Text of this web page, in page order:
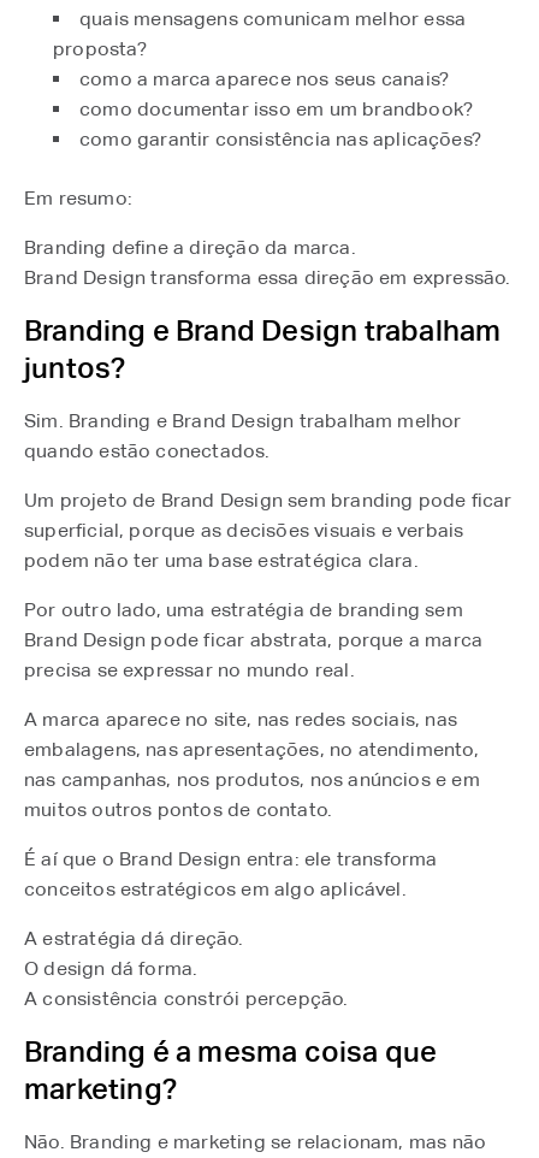
quais mensagens comunicam melhor essa
proposta?
como a marca aparece nos seus canais?
como documentar isso em um brandbook?
como garantir consistência nas aplicações?
Em resumo:
Branding define a direção da marca.
Brand Design transforma essa direção em expressão.
Branding e Brand Design trabalham
juntos?
Sim. Branding e Brand Design trabalham melhor
quando estão conectados.
Um projeto de Brand Design sem branding pode ficar
superficial, porque as decisões visuais e verbais
podem não ter uma base estratégica clara.
Por outro lado, uma estratégia de branding sem
Brand Design pode ficar abstrata, porque a marca
precisa se expressar no mundo real.
A marca aparece no site, nas redes sociais, nas
embalagens, nas apresentações, no atendimento,
nas campanhas, nos produtos, nos anúncios e em
muitos outros pontos de contato.
É aí que o Brand Design entra: ele transforma
conceitos estratégicos em algo aplicável.
A estratégia dá direção.
O design dá forma.
A consistência constrói percepção.
Branding é a mesma coisa que
marketing?
Não. Branding e marketing se relacionam, mas não